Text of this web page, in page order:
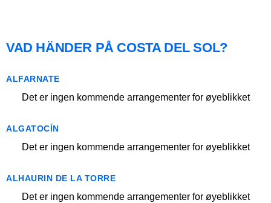
VAD HÄNDER PÅ COSTA DEL SOL?
ALFARNATE
Det er ingen kommende arrangementer for øyeblikket
ALGATOCÍN
Det er ingen kommende arrangementer for øyeblikket
ALHAURIN DE LA TORRE
Det er ingen kommende arrangementer for øyeblikket